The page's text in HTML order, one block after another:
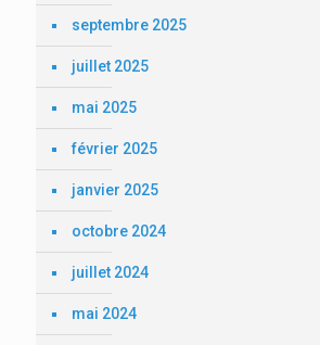
septembre 2025
juillet 2025
mai 2025
février 2025
janvier 2025
octobre 2024
juillet 2024
mai 2024